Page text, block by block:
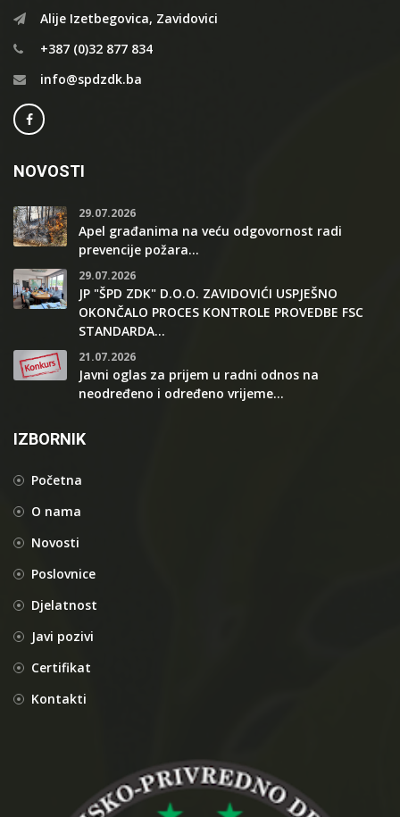
Alije Izetbegovica, Zavidovici
+387 (0)32 877 834
info@spdzdk.ba
NOVOSTI
29.07.2026
Apel građanima na veću odgovornost radi
prevencije požara...
29.07.2026
JP "ŠPD ZDK" D.O.O. ZAVIDOVIĆI USPJEŠNO
OKONČALO PROCES KONTROLE PROVEDBE FSC
STANDARDA...
21.07.2026
Javni oglas za prijem u radni odnos na
neodređeno i određeno vrijeme...
IZBORNIK
Početna
O nama
Novosti
Poslovnice
Djelatnost
Javi pozivi
Certifikat
Kontakti